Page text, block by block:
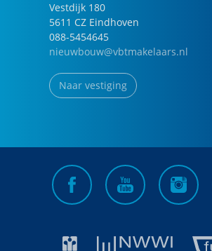
Vestdijk 180
5611 CZ Eindhoven
088-5454645
nieuwbouw@vbtmakelaars.nl
Naar vestiging